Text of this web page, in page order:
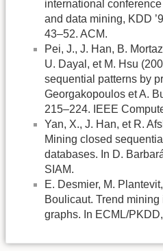
international
and data mining, KDD
43–52. ACM.
Pei, J., J. Han, B.
U. Dayal, et M. Hsu
sequential patterns by
Georgakopoulos et A.
215–224. IEEE
Yan, X., J. Han, et R.
Mining closed
databases. In D.
SIAM.
E. Desmier, M.
Boulicaut. Trend
graphs. In ECML/